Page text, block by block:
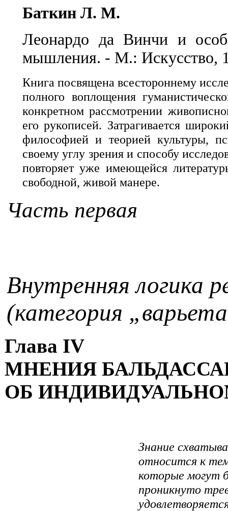
Баткин Л. M.
Леонардо да Винчи и
мышления. - М.: Искусство,
Книга посвящена всестороннему
полного воплощения
конкретном рассмотрении
его рукописей. Затрагивается
философией и теорией культуры,
своему углу зрения и способу
повторяет уже имеющейся
свободной, живой манере.
Часть первая
Внутренняя логика
(категория
Глава IV
МНЕНИЯ
ОБ
Знание
относится к
которые могут
проникнуто